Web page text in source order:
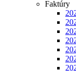
Faktúry